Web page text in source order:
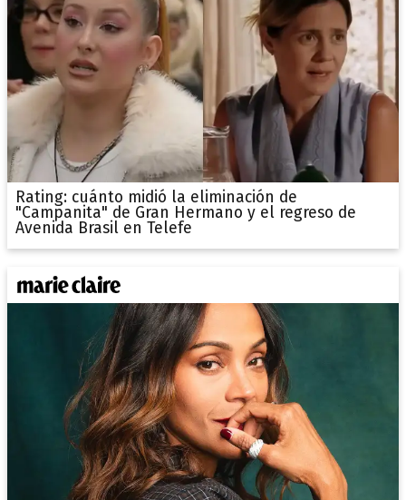
Rating: cuánto midió la eliminación de
"Campanita" de Gran Hermano y el regreso de
Avenida Brasil en Telefe